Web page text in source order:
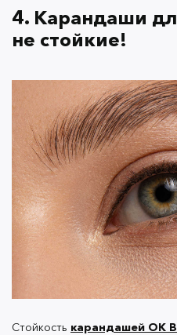
смоки.
Так что может сократить
карандашей? И как
- Первая возможная
кожа век
.
тщательно очищать ее
протирать мицелярной
очищающим лосьоном,
гелями.
Себум (кожный жир)
4. Карандаши
не стойкие!
Стойкость карандашей OK